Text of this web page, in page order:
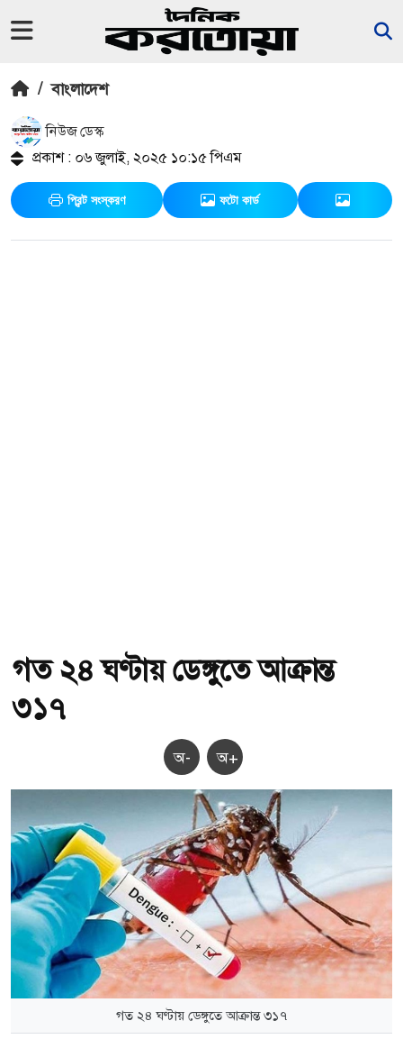
/ বাংলাদেশ
নিউজ ডেস্ক
প্রকাশ : ০৬ জুলাই, ২০২৫ ১০:১৫ পিএম
প্রিন্ট সংস্করণ ফটো কার্ড
গত ২৪ ঘণ্টায় ডেঙ্গুতে আক্রান্ত
৩১৭
অ- অ+
গত ২৪ ঘণ্টায় ডেঙ্গুতে আক্রান্ত ৩১৭